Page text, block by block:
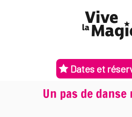
Dates et
Un pas de danse